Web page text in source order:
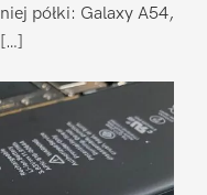
półki: Galaxy A54,